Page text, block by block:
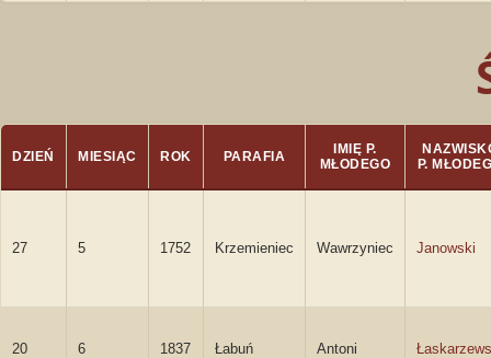
DZIEŃ MIESIĄC ROK PARAFIA
IMIĘ P.
MŁODEGO
P.
27 5 1752 Krzemieniec Wawrzyniec Janowski
20 6 1837 Łabuń Antoni